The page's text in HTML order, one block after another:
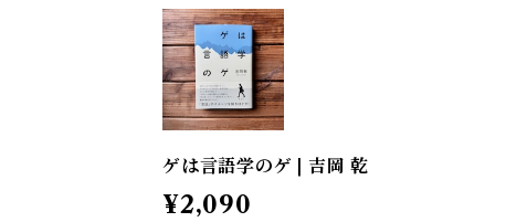
ゲは言語学のゲ | 吉岡 乾
¥2,090